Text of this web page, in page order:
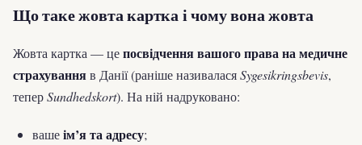
Що таке жовта картка і чому вона жовта
Жовта картка — цепосвідчення вашого права на медичне
страхуванняв Данії (раніше називаласяSygesikringsbevis,
теперSundhedskort). На ній надруковано:
вашеім’я та адресу;